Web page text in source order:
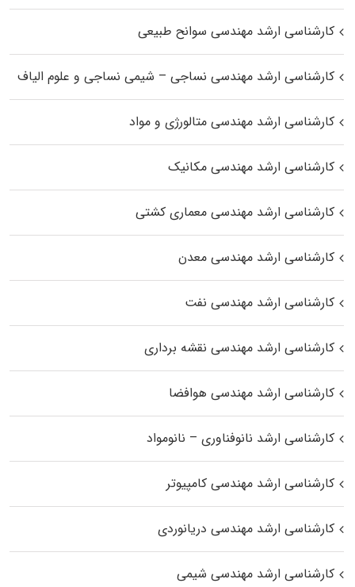
کارشناسی ارشد مهندسی سوانح طبیعی
کارشناسی ارشد مهندسی نساجی – شیمی نساجی و علوم الیاف
کارشناسی ارشد مهندسی متالورژی و مواد
کارشناسی ارشد مهندسی مکانیک
کارشناسی ارشد مهندسی معماری کشتی
کارشناسی ارشد مهندسی معدن
کارشناسی ارشد مهندسی نفت
کارشناسی ارشد مهندسی نقشه برداری
کارشناسی ارشد مهندسی هوافضا
کارشناسی ارشد نانوفناوری – نانومواد
کارشناسی ارشد مهندسی کامپیوتر
کارشناسی ارشد مهندسی دریانوردی
کارشناسی ارشد مهندسی شیمی